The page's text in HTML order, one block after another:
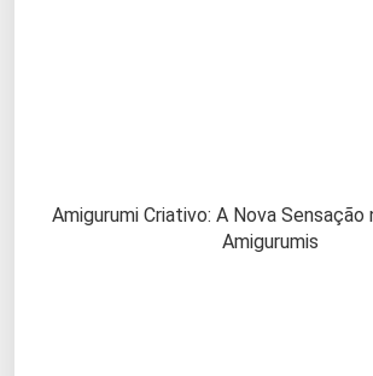
Amigurumi Criativo: A Nova Sensação
Amigurumis